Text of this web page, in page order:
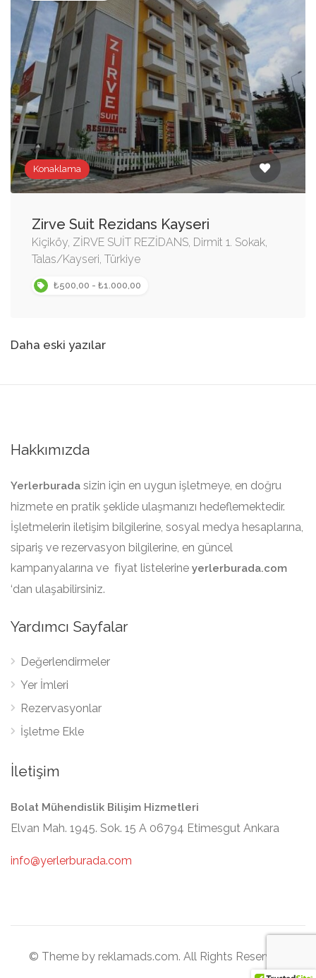
Konaklama
Zirve Suit Rezidans Kayseri
Kiçiköy, ZİRVE SUİT REZİDANS, Dirmit 1. Sokak,
Talas/Kayseri, Türkiye
₺500,00 - ₺1.000,00
Yazı
Daha eski yazılar
Hakkımızda
Yerlerburada sizin için en uygun işletmeye, en doğru
hizmete en pratik şeklide ulaşmanızı hedeflemektedir.
İşletmelerin iletişim bilgilerine, sosyal medya hesaplarına,
sipariş ve rezervasyon bilgilerine, en güncel
kampanyalarına ve fiyat listelerine yerlerburada.com
‘dan ulaşabilirsiniz.
Yardımcı Sayfalar
Değerlendirmeler
Yer İmleri
Rezervasyonlar
İşletme Ekle
İletişim
Bolat Mühendislik Bilişim Hizmetleri
Elvan Mah. 1945. Sok. 15 A 06794 Etimesgut Ankara
info@yerlerburada.com
© Theme by reklamads.com. All Rights Reserved.